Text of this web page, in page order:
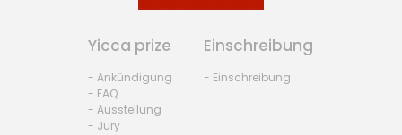
Yicca prize
- Ankündigung
- FAQ
- Ausstellung
- Jury
Einschreibung
- Einschreibung